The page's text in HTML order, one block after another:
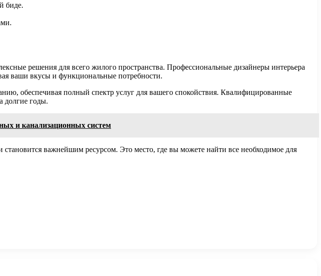
биде.
решения для всего жилого пространства. Профессиональные дизайнеры интерьера
ваши вкусы и функциональные потребности.
обеспечивая полный спектр услуг для вашего спокойствия. Квалифицированные
долгие годы.
и канализационных систем
важнейшим ресурсом. Это место, где вы можете найти все необходимое для